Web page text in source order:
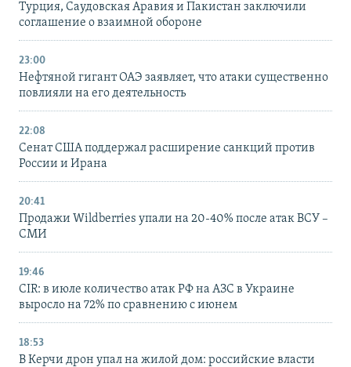
Турция, Саудовская Аравия и Пакистан заключили
соглашение о взаимной обороне
23:00
Нефтяной гигант ОАЭ заявляет, что атаки существенно
повлияли на его деятельность
22:08
Сенат США поддержал расширение санкций против
России и Ирана
20:41
Продажи Wildberries упали на 20-40% после атак ВСУ –
СМИ
19:46
CIR: в июле количество атак РФ на АЗС в Украине
выросло на 72% по сравнению с июнем
18:53
В Керчи дрон упал на жилой дом: российские власти